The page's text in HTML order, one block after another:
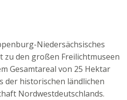
Niedersächsisches
zu den großen Freilichtmuseen
Gesamtareal von 25 Hektar
der historischen ländlichen
Nordwestdeutschlands.